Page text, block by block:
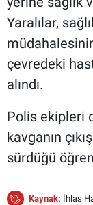
Yaralılar,
çevredeki
alındı.
Polis ekipleri
kavganın
sürdüğü
Kaynak: İhlas